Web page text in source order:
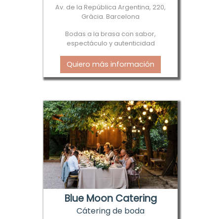
Av. de la República Argentina, 220,
Gràcia. Barcelona
Bodas a la brasa con sabor,
espectáculo y autenticidad
Quiero más información
Blue Moon Catering
Cátering de boda